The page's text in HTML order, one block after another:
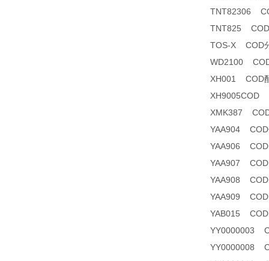
TNT82306
TNT825
TOS-X COD
WD2100
XH001 COD
XH9005COD
XMK387
YAA904 COD
YAA906
YAA907
YAA908
YAA909
YAB015
YY0000003
YY0000008